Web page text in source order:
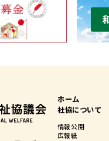
ホーム
社協について
情報公開
広報紙